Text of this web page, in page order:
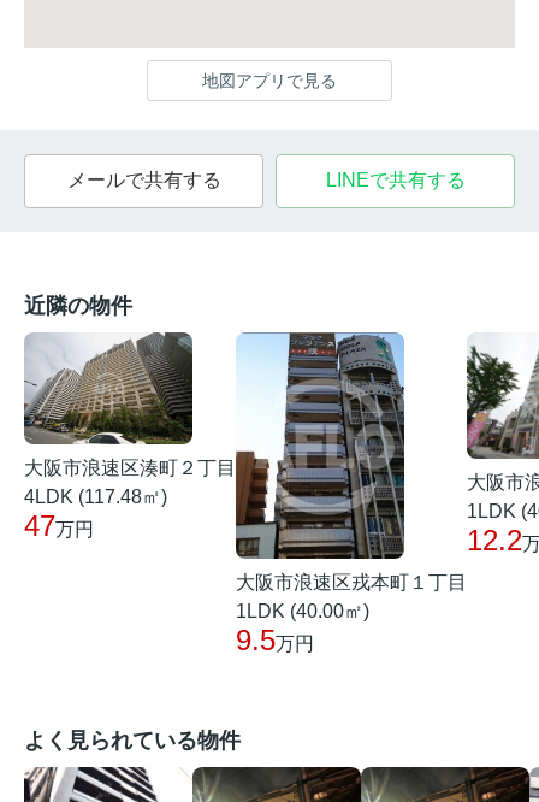
地図アプリで見る
メールで共有する LINEで共有する
近隣の物件
大阪市浪速区湊町２丁目
4LDK (117.48㎡)
47万円
大阪市浪速区戎本町１丁目
1LDK (40.00㎡)
9.5万円
大阪市
1LDK
12.2
よく見られている物件